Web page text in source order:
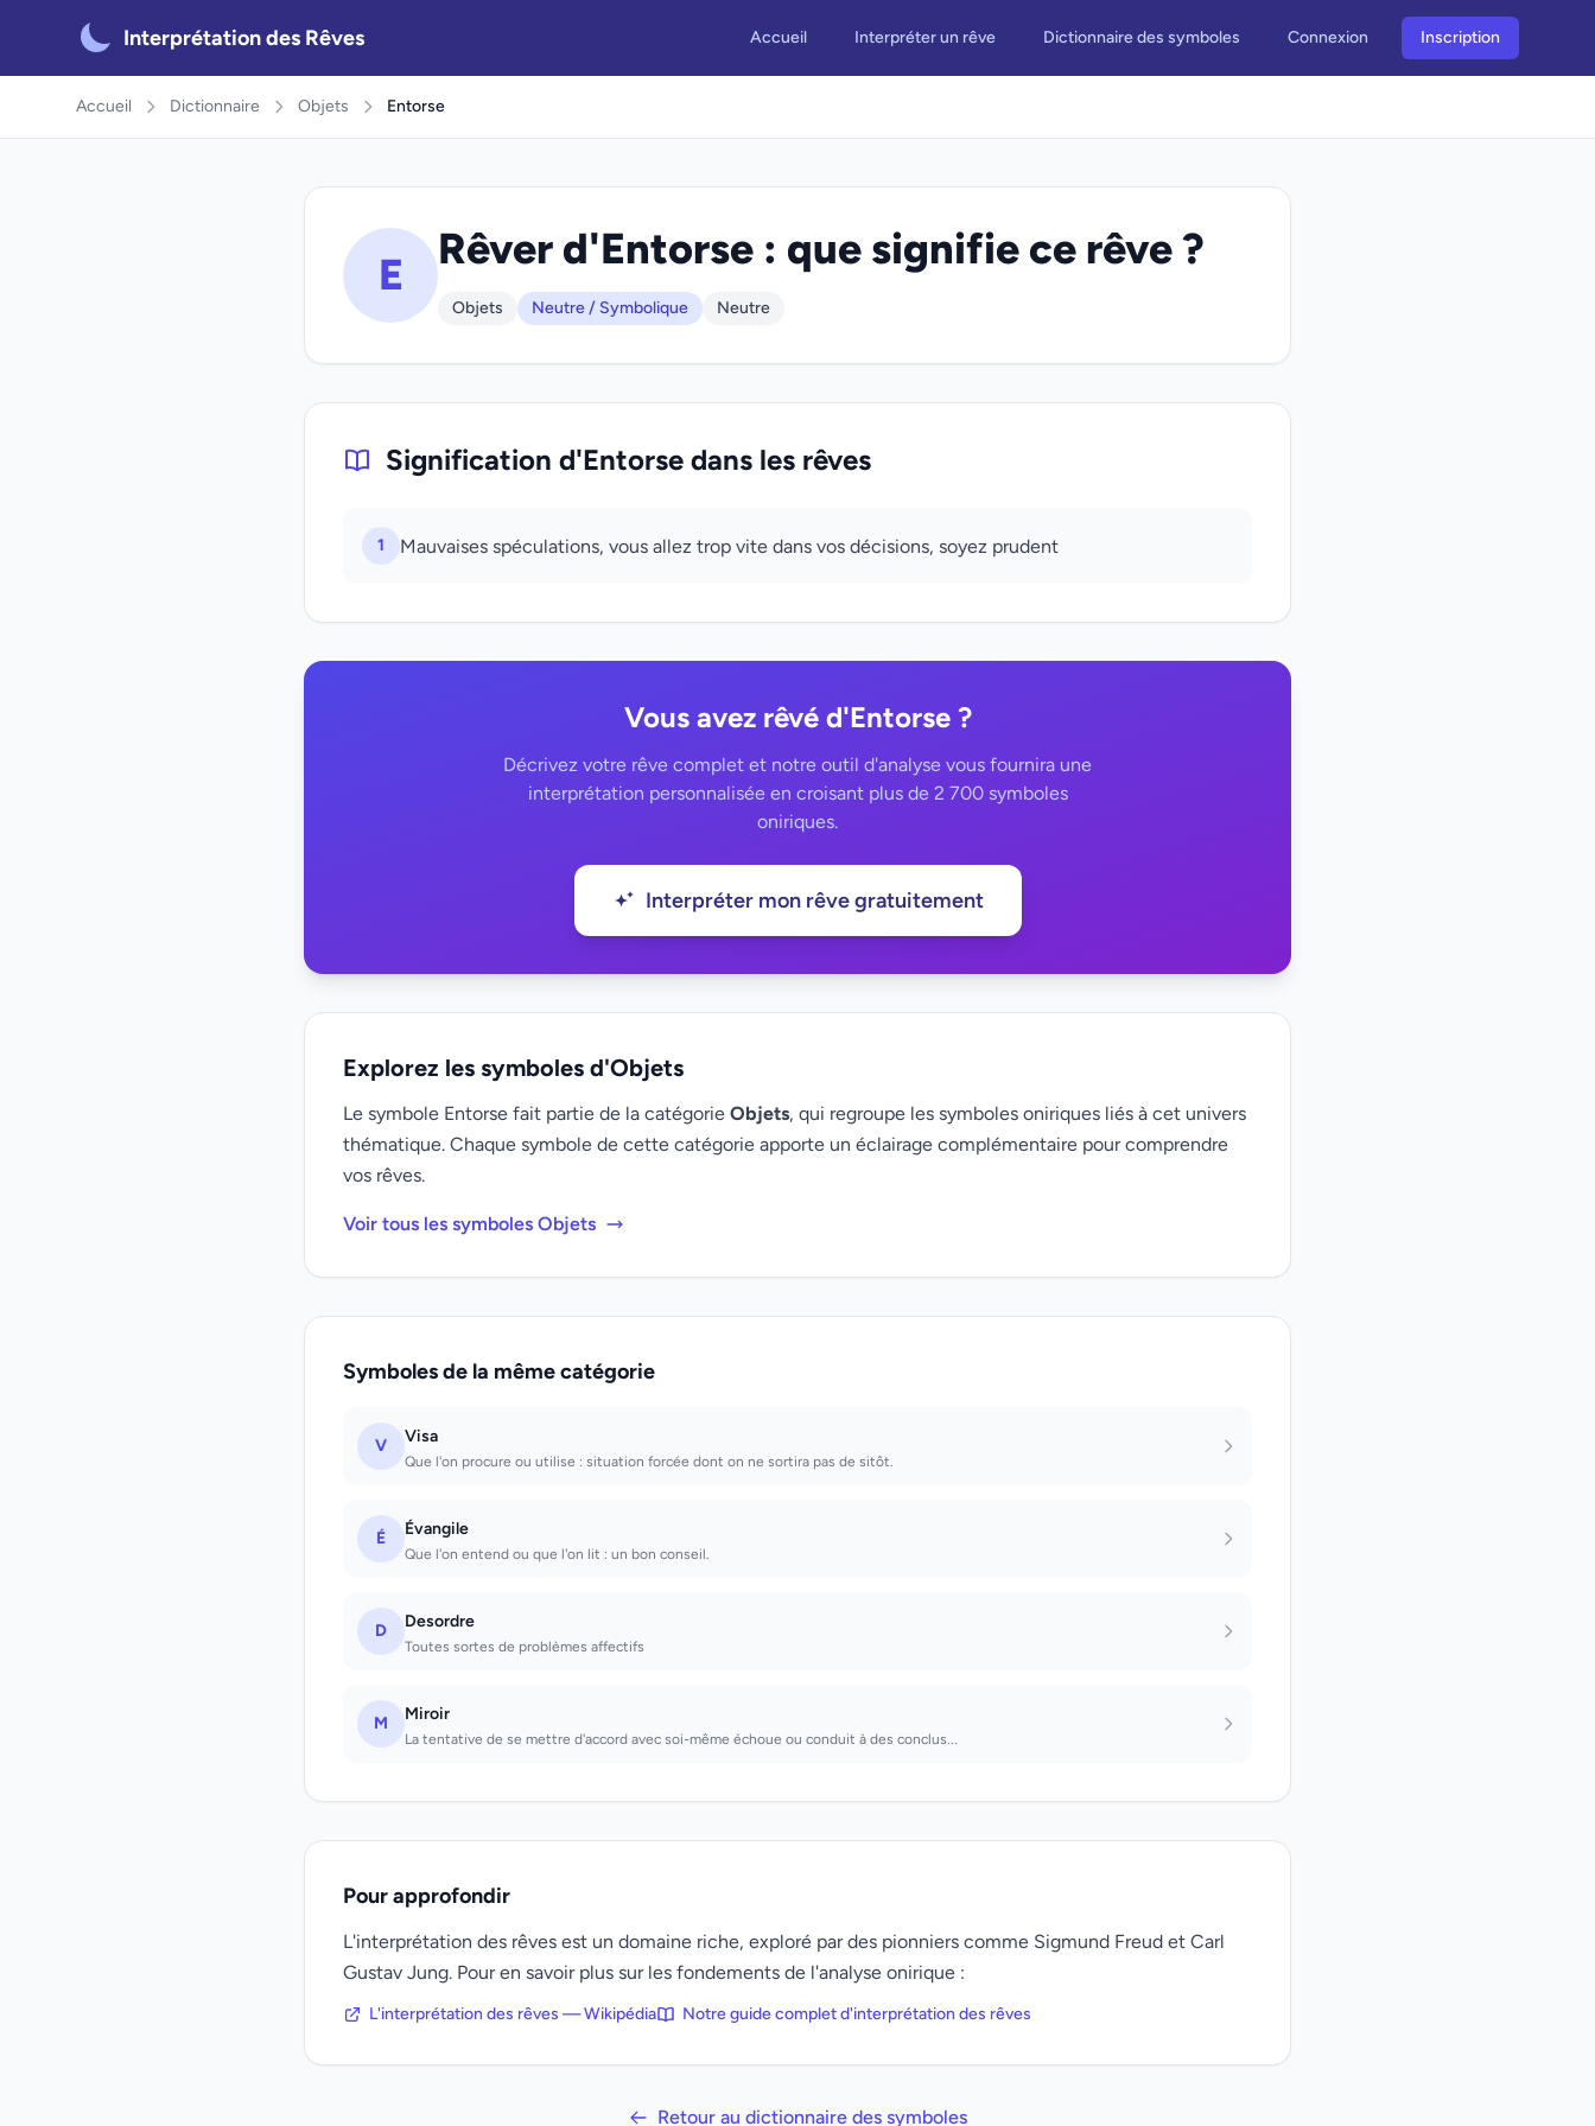
Interprétation des Rêves Accueil Interpréter un rêve Dictionnaire des symboles Connexion Inscription
Accueil Dictionnaire Objets Entorse
E
Rêver d'Entorse : que signifie ce rêve ?
Objets Neutre / Symbolique Neutre
Signification d'Entorse dans les rêves
1 Mauvaises spéculations, vous allez trop vite dans vos décisions, soyez prudent
Vous avez rêvé d'Entorse ?
Décrivez votre rêve complet et notre outil d'analyse vous fournira une
interprétation personnalisée en croisant plus de 2 700 symboles
oniriques.
Interpréter mon rêve gratuitement
Explorez les symboles d'Objets
Le symbole Entorse fait partie de la catégorie Objets, qui regroupe les symboles oniriques liés à cet univers
thématique. Chaque symbole de cette catégorie apporte un éclairage complémentaire pour comprendre
vos rêves.
Voir tous les symboles Objets
Symboles de la même catégorie
V Visa
Que l'on procure ou utilise : situation forcée dont on ne sortira pas de sitôt.
É Évangile
Que l'on entend ou que l'on lit : un bon conseil.
D Desordre
Toutes sortes de problèmes affectifs
M Miroir
La tentative de se mettre d'accord avec soi-même échoue ou conduit à des conclus...
Pour approfondir
L'interprétation des rêves est un domaine riche, exploré par des pionniers comme Sigmund Freud et Carl
Gustav Jung. Pour en savoir plus sur les fondements de l'analyse onirique :
L'interprétation des rêves — Wikipédia Notre guide complet d'interprétation des rêves
Retour au dictionnaire des symboles